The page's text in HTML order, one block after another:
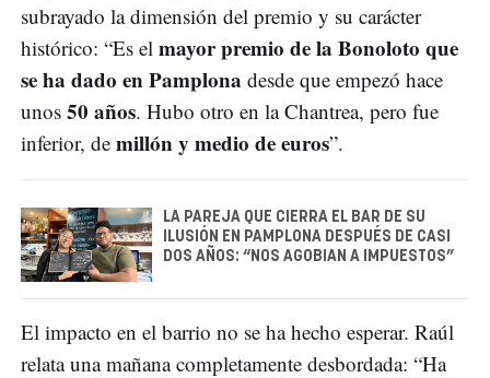
subrayado la dimensión del premio y su carácter
histórico: “Es el mayor premio de la Bonoloto que
se ha dado en Pamplona desde que empezó hace
unos 50 años. Hubo otro en la Chantrea, pero fue
inferior, de millón y medio de euros”.
LA PAREJA QUE CIERRA EL BAR DE SU
ILUSIÓN EN PAMPLONA DESPUÉS DE CASI
DOS AÑOS: “NOS AGOBIAN A IMPUESTOS”
El impacto en el barrio no se ha hecho esperar. Raúl
relata una mañana completamente desbordada: “Ha